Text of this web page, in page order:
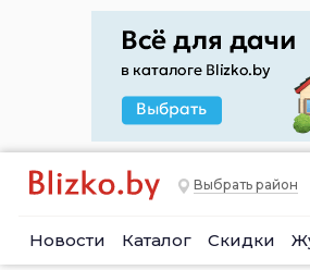
Выбрать район
Новости Каталог Скидки